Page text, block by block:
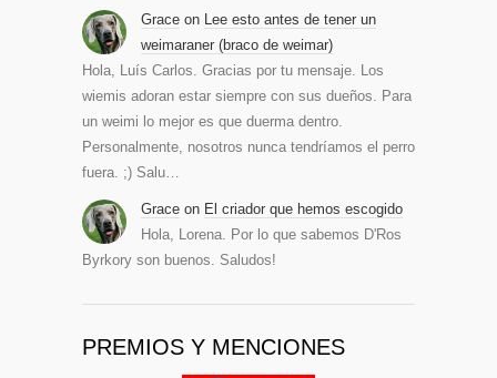
Grace on Lee esto antes de tener un
weimaraner (braco de weimar)
Hola, Luís Carlos. Gracias por tu mensaje. Los
wiemis adoran estar siempre con sus dueños. Para
un weimi lo mejor es que duerma dentro.
Personalmente, nosotros nunca tendríamos el perro
fuera. ;) Salu…
Grace on El criador que hemos escogido
Hola, Lorena. Por lo que sabemos D'Ros
Byrkory son buenos. Saludos!
PREMIOS Y MENCIONES